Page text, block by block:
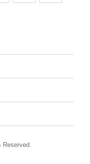
Reserved.